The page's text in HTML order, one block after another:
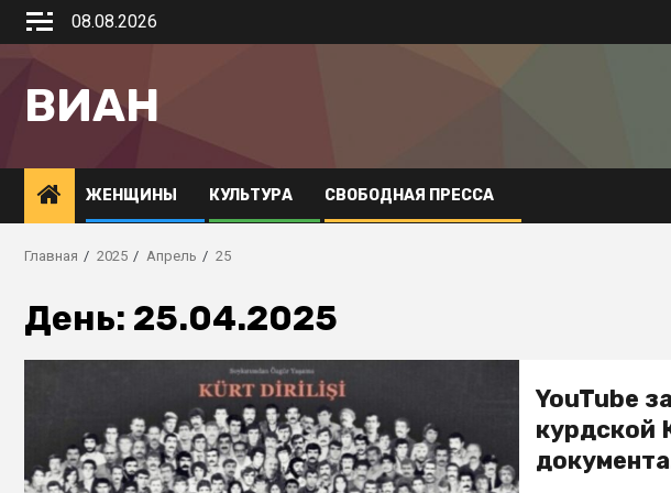
08.08.2026
ВИАН
ЖЕНЩИНЫ КУЛЬТУРА СВОБОДНАЯ ПРЕССА
Главная 2025 Апрель 25
День: 25.04.2025
YouTube
курдской